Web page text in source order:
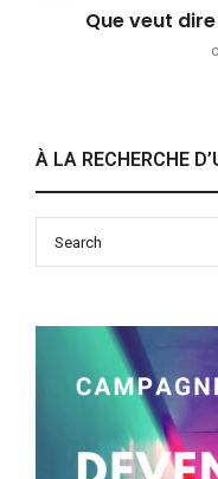
Que veut
À LA RECHERCHE